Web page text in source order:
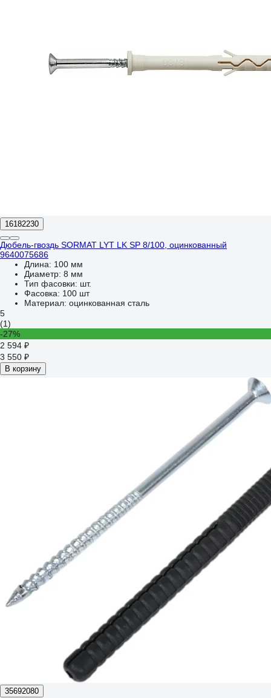
16182230
Дюбель-гвоздь SORMAT LYT LK SP 8/100, оцинкованный
9640075686
Длина: 100 мм
Диаметр: 8 мм
Тип фасовки: шт.
Фасовка: 100 шт
Материал: оцинкованная сталь
5
(1)
-27%
2 594 ₽
3 550 ₽
В корзину
35692080